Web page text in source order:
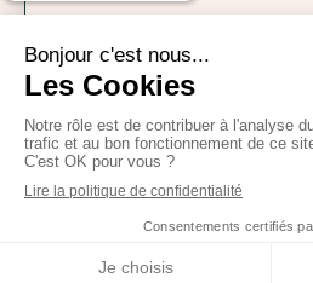
Mentions
Politique de
CGU
Création et référencement du site par